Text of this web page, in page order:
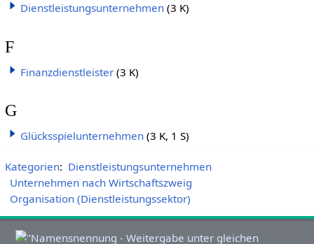
Dienstleistungsunternehmen (3 K)
F
Finanzdienstleister (3 K)
G
Glücksspielunternehmen (3 K, 1 S)
Kategorien: Dienstleistungsunternehmen
Unternehmen nach Wirtschaftszweig
Organisation (Dienstleistungssektor)